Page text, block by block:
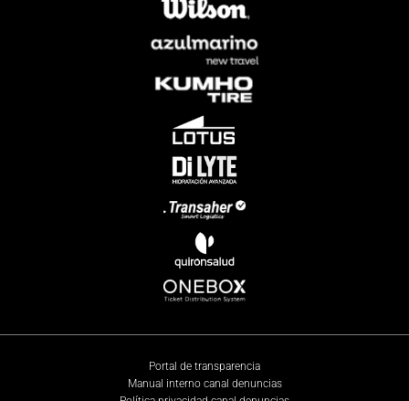
Portal de transparencia
Manual interno canal denuncias